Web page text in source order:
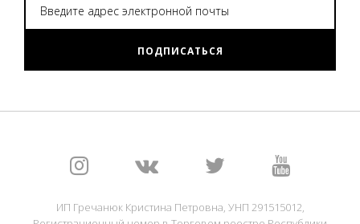
ПОДПИСАТЬСЯ
ИП Гречанюк Кристина Петровна, УНП 291515012,